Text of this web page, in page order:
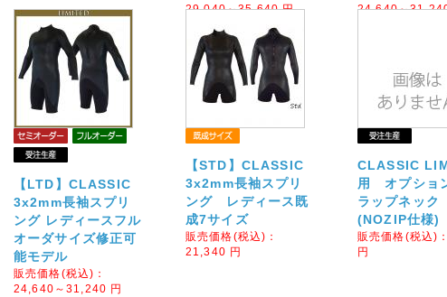
29,040～35,640円
24,640～
【LTD】CLASSIC
3x2mm長袖スプリ
ング レディースフル
オーダサイズ修正可
能モデル
販売価格(税込)：
24,640～31,240 円
【STD】CLASSIC
3x2mm長袖スプリ
ング レディース既
成7サイズ
販売価格(税込)：
21,340 円
CLASSIC
用 オプショ
ラップネック
(NOZIP仕様)
販売価格(税込)
円